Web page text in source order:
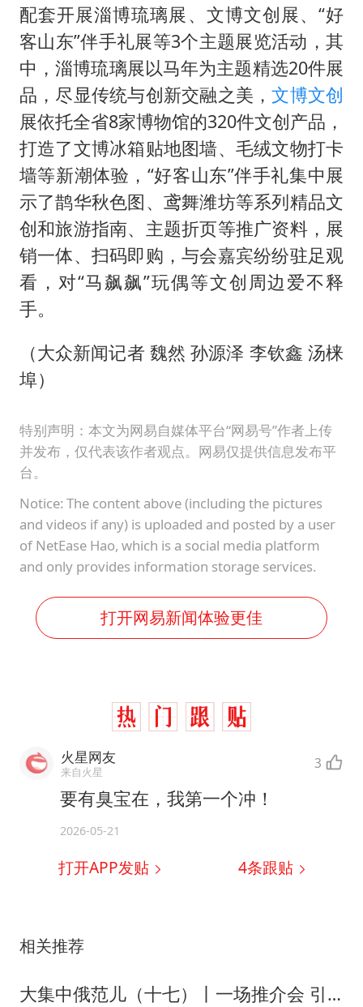
配套开展淄博琉璃展、文博文创展、“好
客山东”伴手礼展等3个主题展览活动，其
中，淄博琉璃展以马年为主题精选20件展
品，尽显传统与创新交融之美，文博文创
展依托全省8家博物馆的320件文创产品，
打造了文博冰箱贴地图墙、毛绒文物打卡
墙等新潮体验，“好客山东”伴手礼集中展
示了鹊华秋色图、鸢舞潍坊等系列精品文
创和旅游指南、主题折页等推广资料，展
销一体、扫码即购，与会嘉宾纷纷驻足观
看，对“马飙飙”玩偶等文创周边爱不释
手。
（大众新闻记者 魏然 孙源泽 李钦鑫 汤梾
埠）
特别声明：本文为网易自媒体平台“网易号”作者上传
并发布，仅代表该作者观点。网易仅提供信息发布平
台。
Notice: The content above (including the pictures
and videos if any) is uploaded and posted by a user
of NetEase Hao, which is a social media platform
and only provides information storage services.
打开网易新闻体验更佳
火星网友
来自火星 3
要有臭宝在，我第一个冲！
2026-05-21
打开APP发贴 4条跟贴
相关推荐
大集中俄范儿（十七）丨一场推介会 引发中俄交流热